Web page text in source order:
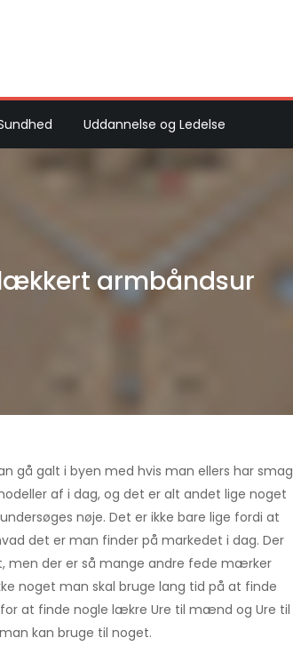
Uddannelse og Ledelse
armbåndsur
gå galt i byen med hvis man ellers har smag
af i dag, og det er alt andet lige noget
nøje. Det er ikke bare lige fordi at
det er man finder på markedet i dag. Der
men der er så mange andre fede mærker
noget man skal bruge lang tid på at finde
at finde nogle lækre Ure til mænd og Ure til
kan bruge til noget.